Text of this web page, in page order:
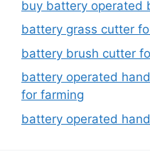
buy battery operated
battery grass cutter
battery brush cutter
battery operated
for farming
battery operated